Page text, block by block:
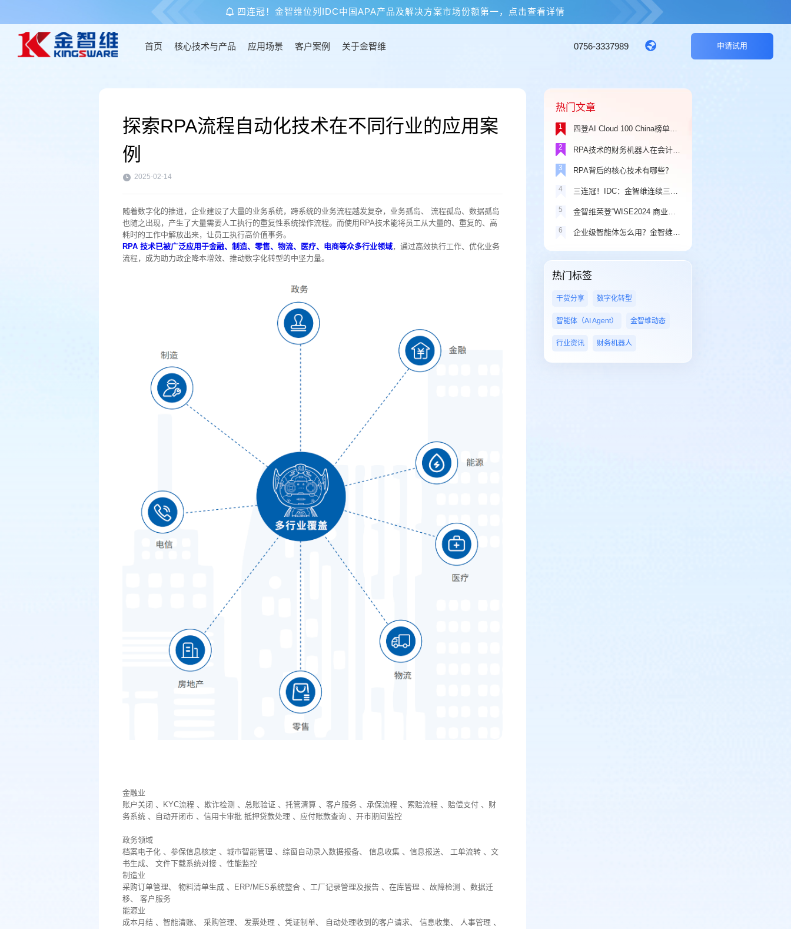
四连冠！金智维位列IDC中国APA产品及解决方案市场份额第一，点击查看详情
首页 核心技术与产品 应用场景 客户案例 关于金智维 0756-3337989 申请试用
探索RPA流程自动化技术在不同行业的应用案
例
2025-02-14
随着数字化的推进，企业建设了大量的业务系统，跨系统的业务流程越发复杂，业务孤岛、 流程孤岛、数据孤岛
也随之出现，产生了大量需要人工执行的重复性系统操作流程。而使用RPA技术能将员工从大量的、重复的、高
耗时的工作中解放出来，让员工执行高价值事务。
RPA 技术已被广泛应用于金融、制造、零售、物流、医疗、电商等众多行业领域，通过高效执行工作、优化业务
流程，成为助力政企降本增效、推动数字化转型的中坚力量。
金融业
账户关闭 、KYC流程 、欺诈检测 、总账验证 、托管清算 、客户服务 、承保流程 、索赔流程 、赔偿支付 、财
务系统 、自动开闭市 、信用卡审批 抵押贷款处理 、应付账款查询 、开市期间监控
政务领域
档案电子化 、参保信息核定 、城市智能管理 、综窗自动录入数据报备、 信息收集 、信息报送、 工单流转 、文
书生成、 文件下载系统对接 、性能监控
制造业
采购订单管理、 物料清单生成 、ERP/MES系统整合 、工厂记录管理及报告 、在库管理 、故障检测 、数据迁
移、 客户服务
能源业
成本月结 、智能清账、 采购管理、 发票处理 、凭证制单、 自动处理收到的客户请求、 信息收集、 人事管理 、
热门文章
1 四登AI Cloud 100 China榜单，金智维品牌价值持续攀升！
2 RPA技术的财务机器人在会计领域应用中存在的问题
3 RPA背后的核心技术有哪些？
4 三连冠！IDC：金智维连续三年蝉联中国RPA+AI解决方案市场份额第一
5 金智维荣登“WISE2024 商业之王年度最具商业价值企业”榜单
6 企业级智能体怎么用？金智维Ki-AgentS三大场景演示一看就懂
热门标签
干货分享 数字化转型
智能体（AI Agent） 金智维动态
行业资讯 财务机器人